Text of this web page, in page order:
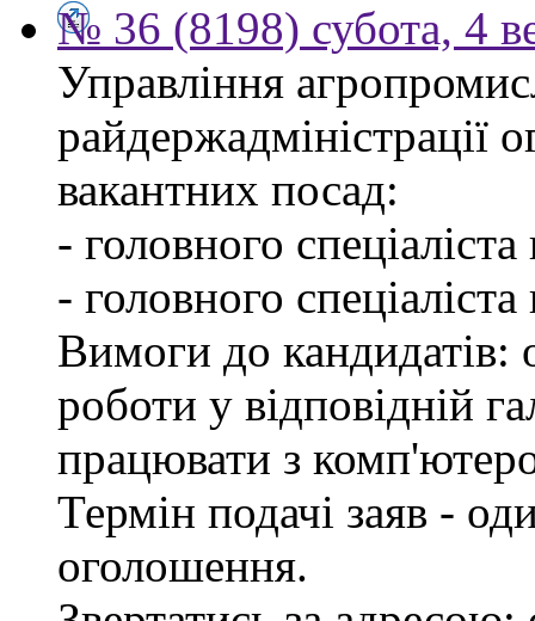
№ 36 (8198) субота, 4
Управління
райдержадміністрації
вакантних посад:
- головного
- головного
Вимоги до кандидатів:
роботи у відповідній
працювати з
Термін подачі заяв -
оголошення.